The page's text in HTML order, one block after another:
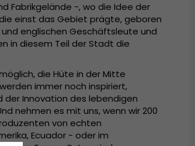
Fabrikgelände -, wo die Idee der
einst das Gebiet prägte, geboren
englischen Geschäftsleute und
in diesem Teil der Stadt die
die Hüte in der Mitte
immer noch inspiriert,
der Innovation des lebendigen
nehmen es mit uns, wenn wir 200
von echten
Ecuador - oder im